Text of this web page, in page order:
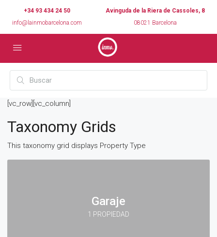
+34 93 434 24 50
info@lainmobarcelona.com
Avinguda de la Riera de Cassoles, 8
08021 Barcelona
[vc_row][vc_column]
Taxonomy Grids
This taxonomy grid displays Property Type
Garaje
1 PROPIEDAD